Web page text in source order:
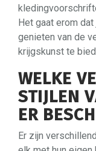
Het gaat erom
genieten van de
krijgskunst te
WELKE
STIJLEN
ER
Er zijn